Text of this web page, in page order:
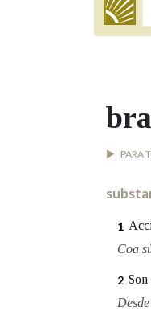
Termo a
Contén
PARA
1
Coa
2 Son